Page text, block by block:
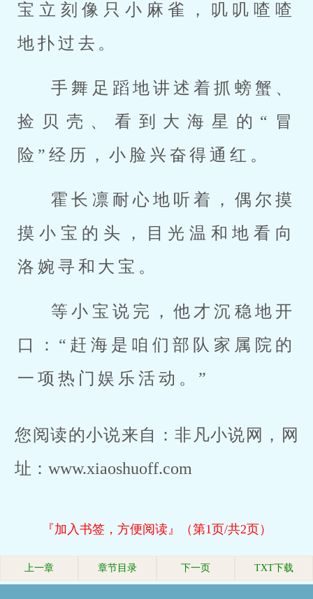
宝立刻像只小麻雀，叽叽喳喳
地扑过去。
手舞足蹈地讲述着抓螃蟹、
捡贝壳、看到大海星的“冒
险”经历，小脸兴奋得通红。
霍长凛耐心地听着，偶尔摸
摸小宝的头，目光温和地看向
洛婉寻和大宝。
等小宝说完，他才沉稳地开
口：“赶海是咱们部队家属院的
一项热门娱乐活动。”
您阅读的小说来自：非凡小说网，网
址：www.xiaoshuoff.com
『加入书签，方便阅读』（第1页/共2页）
上一章 章节目录 下一页 TXT下载